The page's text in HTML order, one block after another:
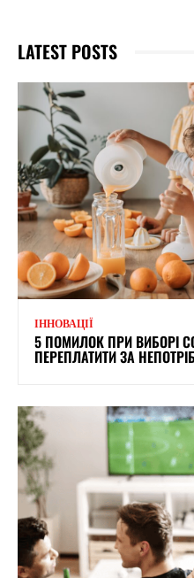
LATEST POSTS
ІННОВАЦІЇ
5 ПОМИЛОК ПРИ ВИБОРІ
ПЕРЕПЛАТИТИ ЗА